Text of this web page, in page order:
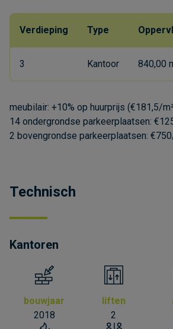
Verdieping Type
3 Kantoor 840,00
meubilair: +10% op huurprijs (€181,5/
14 ondergrondse parkeerplaatsen:
2 bovengrondse parkeerplaatsen:
Technisch
Kantoren
bouwjaar
2018
liften
2